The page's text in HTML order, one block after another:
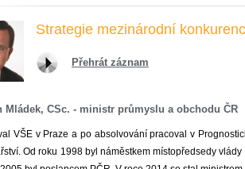
Strategie mezinárodní
Přehrát záznam
Mládek, CSc. - ministr průmyslu a obchodu ČR
VŠE v Praze a po absolvování pracoval v
Od roku 1998 byl náměstkem místopředsedy